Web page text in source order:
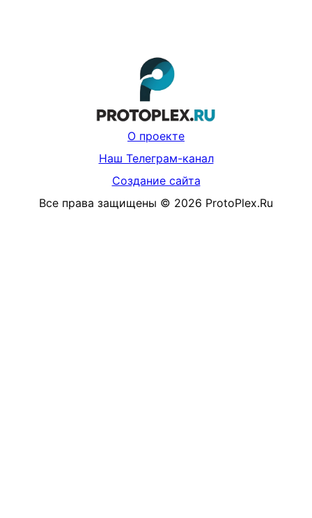
О проекте
Наш Телеграм-канал
Создание сайта
Все права защищены © 2026 ProtoPlex.Ru